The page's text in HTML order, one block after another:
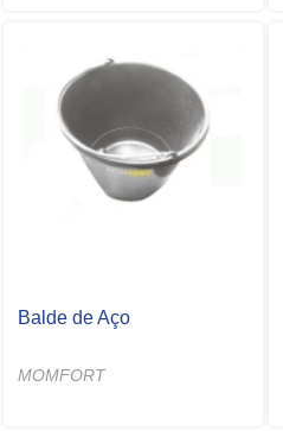
Balde de Aço
MOMFORT